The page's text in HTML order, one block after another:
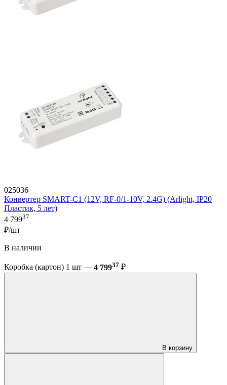
025036
Конвертер SMART-C1 (12V, RF-0/1-10V, 2.4G) (Arlight, IP20
Пластик, 5 лет)
4 79937
₽/шт
В наличии
Коробка (картон) 1 шт — 4 79937 ₽
В корзину